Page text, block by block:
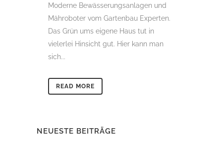
Moderne Bewässerungsanlagen und
Mähroboter vom Gartenbau Experten.
Das Grün ums eigene Haus tut in
vielerlei Hinsicht gut. Hier kann man
sich...
READ MORE
NEUESTE BEITRÄGE